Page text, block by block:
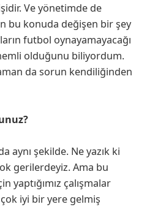
Ve yönetimde de
bu konuda değişen bir şey
futbol oynayamayacağı
olduğunu biliyordum.
da sorun kendiliğinden
şekilde. Ne yazık ki
gerilerdeyiz. Ama bu
yaptığımız çalışmalar
iyi bir yere gelmiş